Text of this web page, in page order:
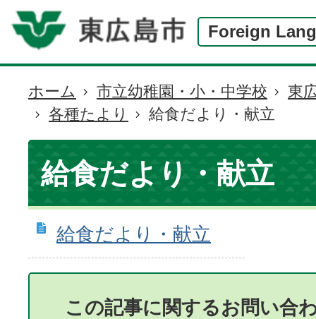
Foreign
現
在
の
位
置
ホーム 市立幼稚園・小・中学校
東
各種たより
給食だより・献立
給食だより・献立
給食だより・献立
この記事に関するお問い合